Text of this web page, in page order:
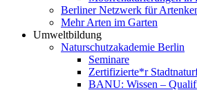
Berliner Netzwerk für
Mehr Arten im Garten
Umweltbildung
Naturschutzakademie Berlin
Seminare
Zertifizierte*r
BANU: Wissen –